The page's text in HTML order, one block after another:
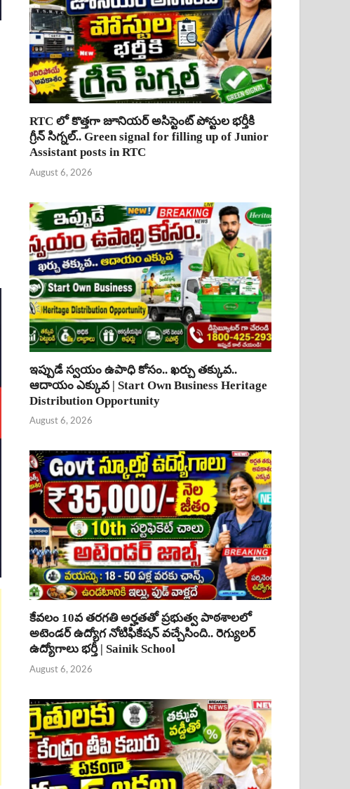
RTC లో కొత్తగా జూనియర్ అసిస్టెంట్ పోస్టుల భర్తీకి
గ్రీన్ సిగ్నల్.. Green signal for filling up of Junior
Assistant posts in RTC
August 6, 2026
ఇప్పుడే స్వయం ఉపాధి కోసం.. ఖర్చు తక్కువ..
ఆదాయం ఎక్కువ | Start Own Business Heritage
Distribution Opportunity
August 6, 2026
కేవలం 10వ తరగతి అర్హతతో ప్రభుత్వ పాఠశాలలో
అటెండర్ ఉద్యోగ నోటిఫికేషన్ వచ్చేసింది.. రెగ్యులర్
ఉద్యోగాలు భర్తీ | Sainik School
August 6, 2026